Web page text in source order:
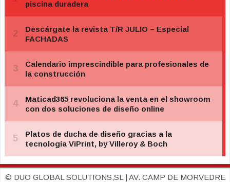
© DUO GLOBAL SOLUTIONS,SL | AV. CAMP DE MORVEDRE